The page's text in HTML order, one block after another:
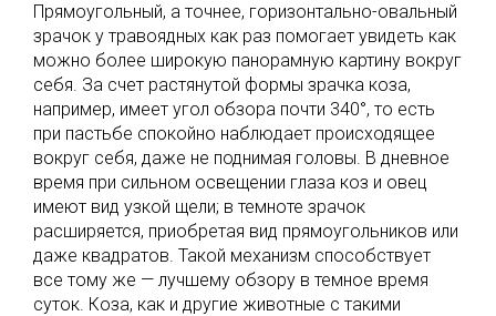
Прямоугольный, а точнее, горизонтально-овальный
зрачок у травоядных как раз помогает увидеть как
можно более широкую панорамную картину вокруг
себя. За счет растянутой формы зрачка коза,
например, имеет угол обзора почти 340°, то есть
при пастьбе спокойно наблюдает происходящее
вокруг себя, даже не поднимая головы. В дневное
время при сильном освещении глаза коз и овец
имеют вид узкой щели; в темноте зрачок
расширяется, приобретая вид прямоугольников или
даже квадратов. Такой механизм способствует
все тому же — лучшему обзору в темное время
суток. Коза, как и другие животные с такими